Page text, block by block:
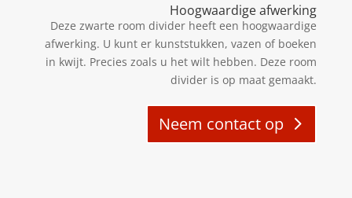
Hoogwaardige afwerking
Deze zwarte room divider heeft een hoogwaardige
afwerking. U kunt er kunststukken, vazen of boeken
in kwijt. Precies zoals u het wilt hebben. Deze room
divider is op maat gemaakt.
Neem contact op